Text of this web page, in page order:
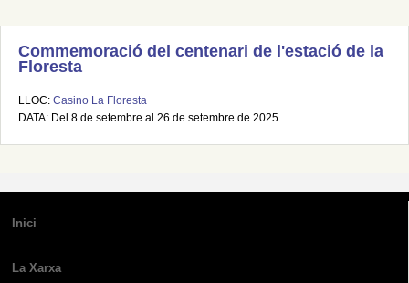
Commemoració del centenari de l'estació de la
Floresta
LLOC: Casino La Floresta
DATA: Del 8 de setembre al 26 de setembre de 2025
Inici
La Xarxa